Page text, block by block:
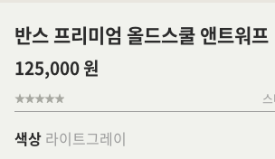
반스 프리미엄 올드스쿨 앤트워프
125,000 원
색상 라이트그레이